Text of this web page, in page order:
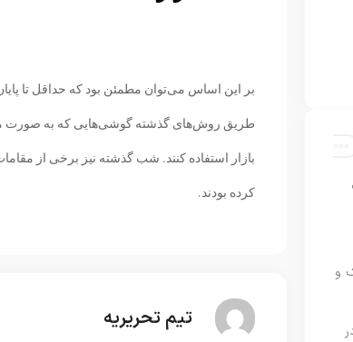
بر این اساس می‌توان مطمئن بود که حداقل تا
طریق روش‌های گذشته گوشی‌هایی که به صورت
کرده بودند.
تیم تحریریه
و